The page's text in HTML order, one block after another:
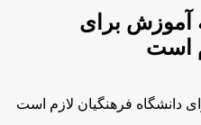
آموزش برای
است
دانشگاه فرهنگیان لازم است